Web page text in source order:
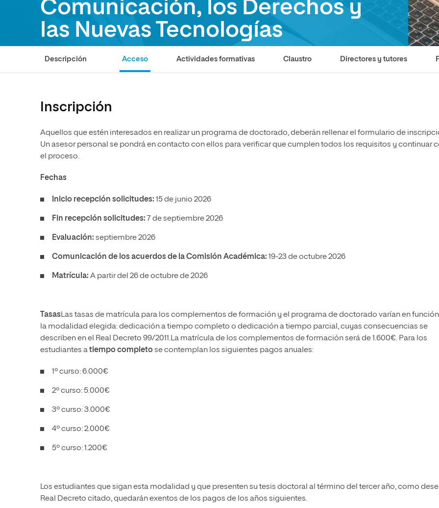
Ciencias Políticas y Relaciones
Internacionales
Acceso universitario para
Diseño
Ciencias de la Salud
Ciencias Sociales
Humanidades
Ingeniería y Tecnología
Diseño
Ciencias de la Salud
Ciencias Sociales
Música
Oficina de Movilidad
Internacional
Escuela de Humanidades
Normas de Organización y
Funcionamiento
Comunicación, los Derechos y
las Nuevas Tecnologías
Acceso
Descripción Acceso Actividades formativas Claustro Directores y tutores
Inscripción
Aquellos que estén interesados en realizar un programa de doctorado, deberán rellenar el formulario de
Un asesor personal se pondrá en contacto con ellos para verificar que cumplen todos los requisitos y continuar
el proceso.
Fechas
Inicio recepción solicitudes: 15 de junio 2026
Fin recepción solicitudes: 7 de septiembre 2026
Evaluación: septiembre 2026
Comunicación de los acuerdos de la Comisión Académica: 19-23 de octubre 2026
Matrícula: A partir del 26 de octubre de 2026
TasasLas tasas de matrícula para los complementos de formación y el programa de doctorado varían en
la modalidad elegida: dedicación a tiempo completo o dedicación a tiempo parcial, cuyas consecuencias se
describen en el Real Decreto 99/2011.La matrícula de los complementos de formación será de 1.600€. Para los
estudiantes atiempo completose contemplan los siguientes pagos anuales:
1º curso: 6.000€
2º curso: 5.000€
3º curso: 3.000€
4º curso: 2.000€
5º curso: 1.200€
Los estudiantes que sigan esta modalidad y que presenten su tesis doctoral al término del tercer año, como
Real Decreto citado, quedarán exentos de los pagos de los años siguientes.